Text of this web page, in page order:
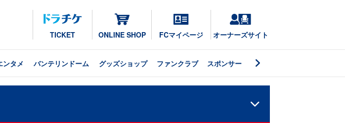
TICKET ONLINE SHOP FCマイページ オーナーズサイト
ンタメ バンテリンドーム グッズショップ ファンクラブ スポンサー